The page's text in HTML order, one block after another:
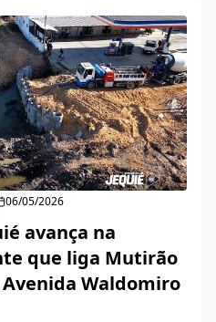
06/05/2026
avança na
que liga Mutirão
Avenida Waldomiro